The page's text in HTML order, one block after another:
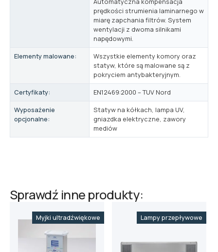
prędkości strumienia laminarnego w
miarę zapchania filtrów. System
wentylacji z dwoma silnikami
napędowymi.
Elementy malowane:
Wszystkie elementy komory oraz
statyw, które są malowane są z
pokryciem antybakteryjnym.
Certyfikaty:
EN12469:2000 – TUV Nord
Wyposażenie
opcjonalne:
Statyw na kółkach, lampa UV,
gniazdka elektryczne, zawory
mediów
Sprawdź inne produkty:
Myjki ultradźwiękowe Lampy przepływowe